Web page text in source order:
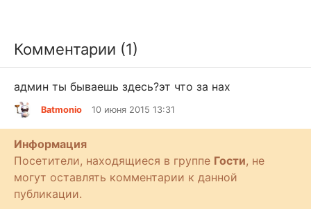
Комментарии (1)
админ ты бываешь здесь?эт что за нах
Batmonio 10 июня 2015 13:31
Информация
Посетители, находящиеся в группе Гости, не
могут оставлять комментарии к данной
публикации.